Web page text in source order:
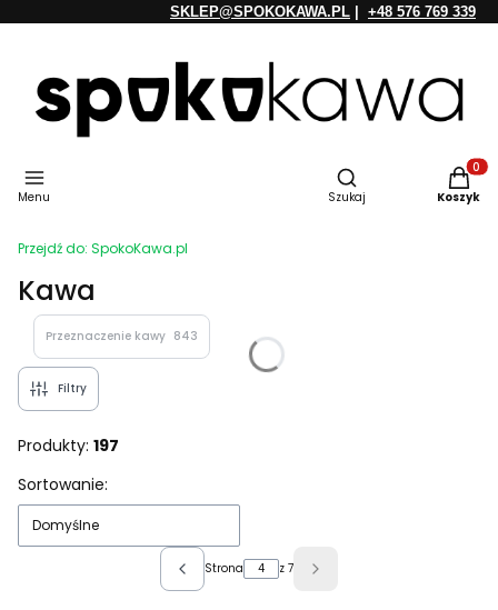
SKLEP@SPOKOKAWA.PL +48 576 769 339
Menu
Otwórz wyszukiwarkę
Szukaj Koszyk
Przejdź do: SpokoKawa.pl
Kawa
Przeznaczenie kawy 843
Filtry
Produkty: 197
Lista produktów
Sortowanie:
Domyślne
Poprzednie produkty
Strona z 7 Następne produkty